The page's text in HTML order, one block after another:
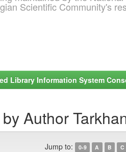
Scientific Community's
Library Information System
Author
Jump to: 0-9 A B C